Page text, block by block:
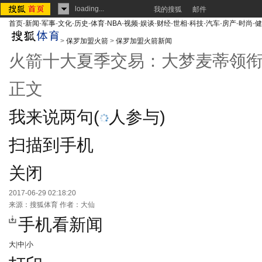
loading... 我的搜狐
邮件
首页-新闻-军事-文化-历史-体育-NBA-视频-娱谈-财经-世相-科技-汽车-房产-时尚-
> 保罗加盟火箭 > 保罗加盟火箭新闻
火箭十大夏季交易：大梦麦蒂领
正文
我来说两句(
人参与)
扫描到手机
关闭
2017-06-29 02:18:20
来源： 搜狐体育 作者：大仙
手机看新闻
大 中 小